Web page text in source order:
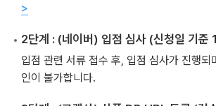
>
2단계 : (네이버) 입점 심사 (신청일 기준
입점 관련 서류 접수 후, 입점 심사가 진행되
인이 불가합니다.